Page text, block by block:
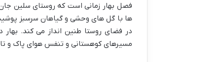
فصل بهار زمانی است که روستای سلین
ها با گل های وحشی و گیاهان سرسبز
در فضای روستا طنین انداز می کند.
مسیرهای کوهستانی و تنفس هوای پاک و